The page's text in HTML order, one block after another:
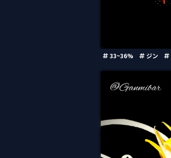
33~36% ジン